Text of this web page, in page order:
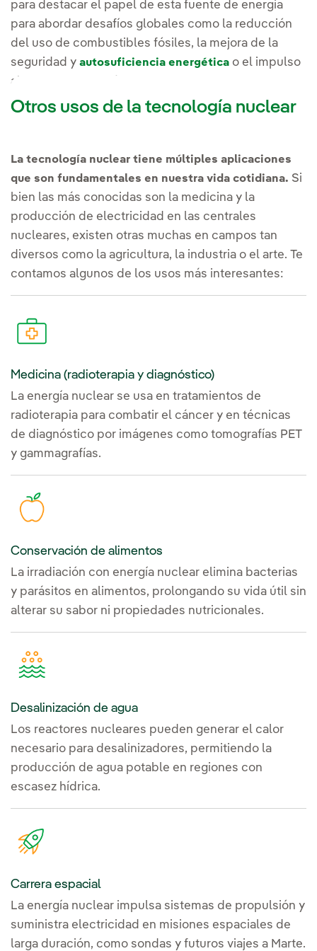
para destacar el papel de esta fuente de energía
para abordar desafíos globales como la reducción
del uso de combustibles fósiles, la mejora de la
seguridad y autosuficiencia energética o el impulso
al desarrollo económico.
Otros usos de la tecnología nuclear
La tecnología nuclear tiene múltiples aplicaciones
que son fundamentales en nuestra vida cotidiana. Si
bien las más conocidas son la medicina y la
producción de electricidad en las centrales
nucleares, existen otras muchas en campos tan
diversos como la agricultura, la industria o el arte. Te
contamos algunos de los usos más interesantes:
Medicina (radioterapia y diagnóstico)
La energía nuclear se usa en tratamientos de
radioterapia para combatir el cáncer y en técnicas
de diagnóstico por imágenes como tomografías PET
y gammagrafías.
Conservación de alimentos
La irradiación con energía nuclear elimina bacterias
y parásitos en alimentos, prolongando su vida útil sin
alterar su sabor ni propiedades nutricionales.
Desalinización de agua
Los reactores nucleares pueden generar el calor
necesario para desalinizadores, permitiendo la
producción de agua potable en regiones con
escasez hídrica.
Carrera espacial
La energía nuclear impulsa sistemas de propulsión y
suministra electricidad en misiones espaciales de
larga duración, como sondas y futuros viajes a Marte.